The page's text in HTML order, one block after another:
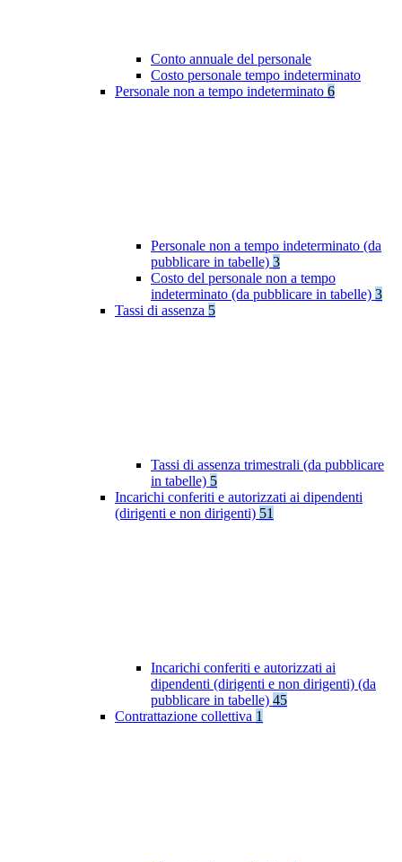
Conto annuale del personale
Costo personale tempo indeterminato
Personale non a tempo indeterminato 6
Personale non a tempo indeterminato (da
pubblicare in tabelle) 3
Costo del personale non a tempo
indeterminato (da pubblicare in tabelle) 3
Tassi di assenza 5
Tassi di assenza trimestrali (da pubblicare
in tabelle) 5
Incarichi conferiti e autorizzati ai dipendenti
(dirigenti e non dirigenti) 51
Incarichi conferiti e autorizzati ai
dipendenti (dirigenti e non dirigenti) (da
pubblicare in tabelle) 45
Contrattazione collettiva 1